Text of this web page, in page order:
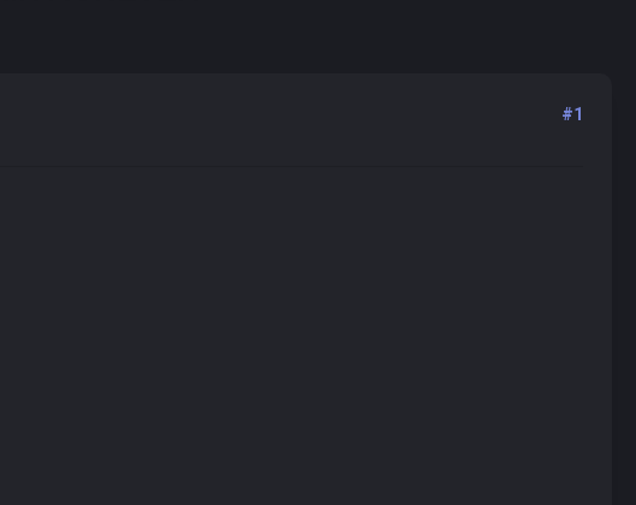
#1